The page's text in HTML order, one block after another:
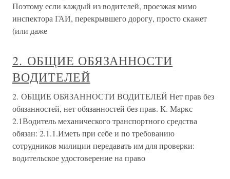
Поэтому если каждый из водителей, проезжая мимо
инспектора ГАИ, перекрывшего дорогу, просто скажет
(или даже
2. ОБЩИЕ ОБЯЗАННОСТИ
ВОДИТЕЛЕЙ
2. ОБЩИЕ ОБЯЗАННОСТИ ВОДИТЕЛЕЙ Нет прав без
обязанностей, нет обязанностей без прав. К. Маркс
2.1Водитель механического транспортного средства
обязан: 2.1.1.Иметь при себе и по требованию
сотрудников милиции передавать им для проверки:
водительское удостоверение на право